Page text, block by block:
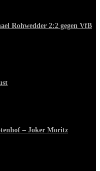
Rohwedder 2:2 gegen VfB
– Joker Moritz